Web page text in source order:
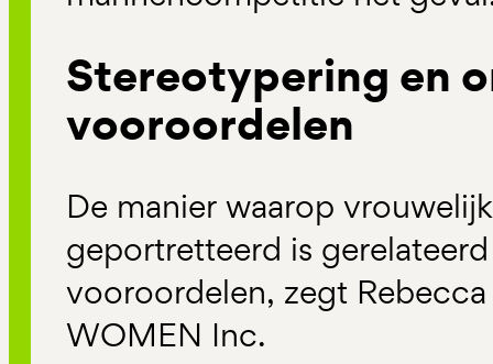
Stereotypering en
vooroordelen
De manier waarop
geportretteerd is
vooroordelen, zegt
WOMEN Inc.